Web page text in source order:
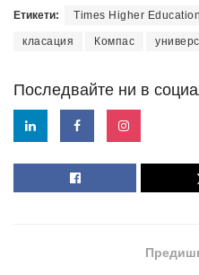
Етикети: Times Higher
класация Компас
Последвайте ни в